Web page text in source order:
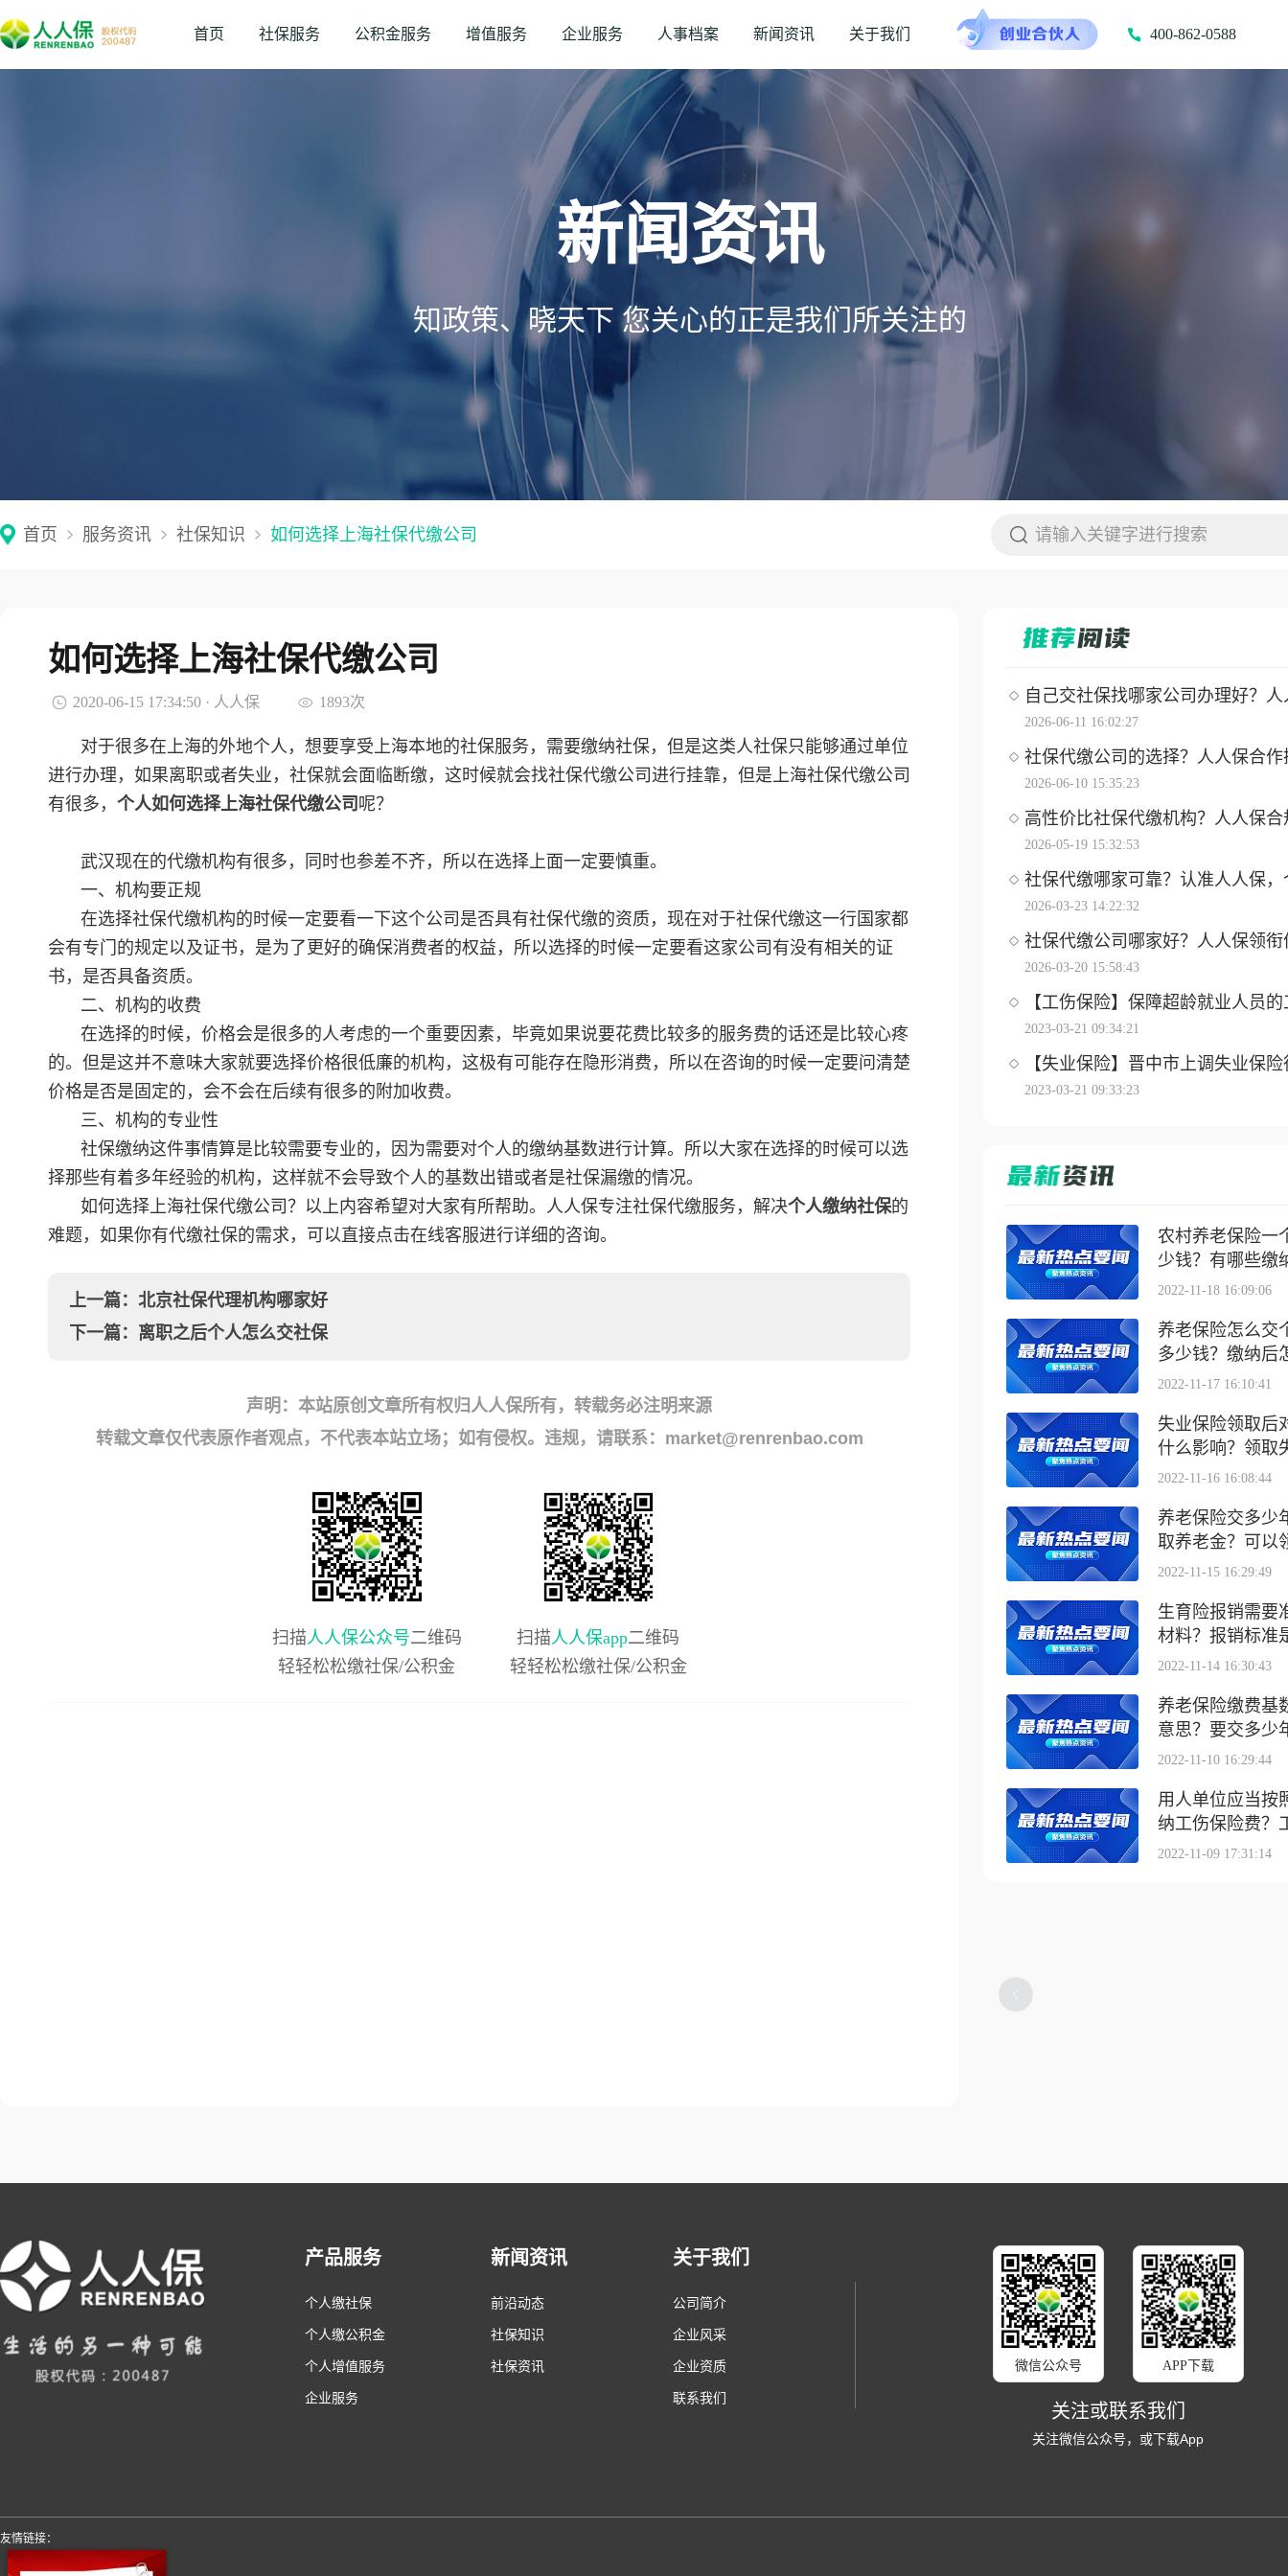
首页 社保服务 公积金服务 增值服务 企业服务 人事档案 新闻资讯 关于我们 400-862-0588
新闻资讯
知政策、晓天下 您关心的正是我们所关注的
首页 服务资讯 社保知识 如何选择上海社保代缴公司
如何选择上海社保代缴公司
2020-06-15 17:34:50 · 人人保 1893次
对于很多在上海的外地个人，想要享受上海本地的社保服务，需要缴纳社保，但是这类人社保只能够通过单位
进行办理，如果离职或者失业，社保就会面临断缴，这时候就会找社保代缴公司进行挂靠，但是上海社保代缴公司
有很多， 个人如何选择上海社保代缴公司 呢？
武汉现在的代缴机构有很多，同时也参差不齐，所以在选择上面一定要慎重。
一、机构要正规
在选择社保代缴机构的时候一定要看一下这个公司是否具有社保代缴的资质，现在对于社保代缴这一行国家都
会有专门的规定以及证书，是为了更好的确保消费者的权益，所以选择的时候一定要看这家公司有没有相关的证
书，是否具备资质。
二、机构的收费
在选择的时候，价格会是很多的人考虑的一个重要因素，毕竟如果说要花费比较多的服务费的话还是比较心疼
的。但是这并不意味大家就要选择价格很低廉的机构，这极有可能存在隐形消费，所以在咨询的时候一定要问清楚
价格是否是固定的，会不会在后续有很多的附加收费。
三、机构的专业性
社保缴纳这件事情算是比较需要专业的，因为需要对个人的缴纳基数进行计算。所以大家在选择的时候可以选
择那些有着多年经验的机构，这样就不会导致个人的基数出错或者是社保漏缴的情况。
如何选择上海社保代缴公司？以上内容希望对大家有所帮助。人人保专注社保代缴服务，解决个人缴纳社保的
难题，如果你有代缴社保的需求，可以直接点击在线客服进行详细的咨询。
上一篇： 北京社保代理机构哪家好
下一篇： 离职之后个人怎么交社保
声明：本站原创文章所有权归人人保所有，转载务必注明来源
转载文章仅代表原作者观点，不代表本站立场；如有侵权。违规，请联系：market@renrenbao.com
扫描人人保公众号二维码
轻轻松松缴社保/公积金
扫描人人保app二维码
轻轻松松缴社保/公积金
自己交社保找哪家公司办理好？人
2026-06-11 16:02:27
社保代缴公司的选择？人人保合作
2026-06-10 15:35:23
高性价比社保代缴机构？人人保合
2026-05-19 15:32:53
社保代缴哪家可靠？认准人人保，
2026-03-23 14:22:32
社保代缴公司哪家好？人人保领衔
2026-03-20 15:58:43
【工伤保险】保障超龄就业人员
2023-03-21 09:34:21
【失业保险】晋中市上调失业保
2023-03-21 09:33:23
农村养老保险一
少钱？有哪些缴
2022-11-18 16:09:06
养老保险怎么交
多少钱？缴纳后
2022-11-17 16:10:41
失业保险领取后
什么影响？领取
2022-11-16 16:08:44
养老保险交多少
取养老金？可以
2022-11-15 16:29:49
生育险报销需要
材料？报销标准
2022-11-14 16:30:43
养老保险缴费基
意思？要交多少
2022-11-10 16:29:44
用人单位应当按
纳工伤保险费？
2022-11-09 17:31:14
产品服务
个人缴社保
个人缴公积金
个人增值服务
企业服务
新闻资讯
前沿动态
社保知识
社保资讯
关于我们
公司简介
企业风采
企业资质
联系我们
微信公众号 APP下载
关注或联系我们
关注微信公众号，或下载App
友情链接：